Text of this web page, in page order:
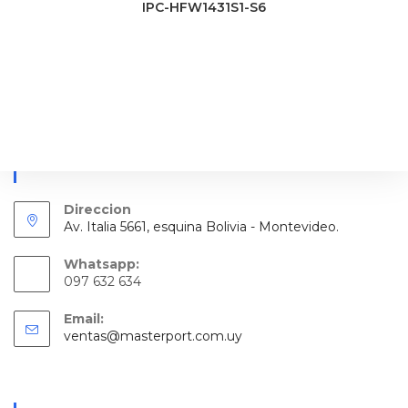
IPC-HFW1431S1-S6
Direccion
Av. Italia 5661, esquina Bolivia - Montevideo.
Whatsapp:
097 632 634
Email:
ventas@masterport.com.uySe